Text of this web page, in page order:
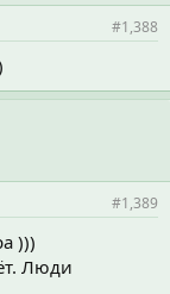
#1,388
#1,389
)))
Люди